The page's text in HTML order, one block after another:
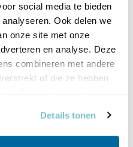
social media te bieden
Ook delen we
onze site met onze
en analyse. Deze
combineren met andere
of die ze hebben
Details tonen